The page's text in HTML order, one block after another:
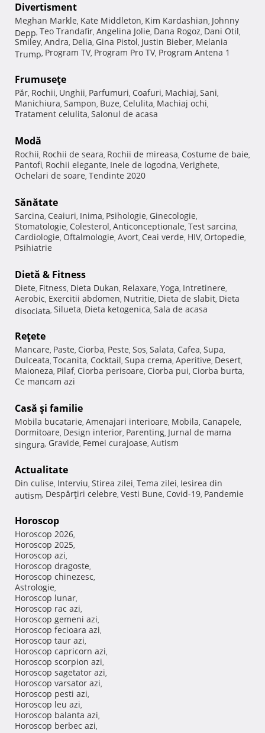
Divertisment
Meghan Markle, Kate Middleton, Kim Kardashian, Johnny
Depp, Teo Trandafir, Angelina Jolie, Dana Rogoz, Dani Otil,
Smiley, Andra, Delia, Gina Pistol, Justin Bieber, Melania
Trump, Program TV, Program Pro TV, Program Antena 1
Frumuseţe
Păr, Rochii, Unghii, Parfumuri, Coafuri, Machiaj, Sani,
Manichiura, Sampon, Buze, Celulita, Machiaj ochi,
Tratament celulita, Salonul de acasa
Modă
Rochii, Rochii de seara, Rochii de mireasa, Costume de baie,
Pantofi, Rochii elegante, Inele de logodna, Verighete,
Ochelari de soare, Tendinte 2020
Sănătate
Sarcina, Ceaiuri, Inima, Psihologie, Ginecologie,
Stomatologie, Colesterol, Anticonceptionale, Test sarcina,
Cardiologie, Oftalmologie, Avort, Ceai verde, HIV, Ortopedie,
Psihiatrie
Dietă & Fitness
Diete, Fitness, Dieta Dukan, Relaxare, Yoga, Intretinere,
Aerobic, Exercitii abdomen, Nutritie, Dieta de slabit, Dieta
disociata, Silueta, Dieta ketogenica, Sala de acasa
Reţete
Mancare, Paste, Ciorba, Peste, Sos, Salata, Cafea, Supa,
Dulceata, Tocanita, Cocktail, Supa crema, Aperitive, Desert,
Maioneza, Pilaf, Ciorba perisoare, Ciorba pui, Ciorba burta,
Ce mancam azi
Casă şi familie
Mobila bucatarie, Amenajari interioare, Mobila, Canapele,
Dormitoare, Design interior, Parenting, Jurnal de mama
singura, Gravide, Femei curajoase, Autism
Actualitate
Din culise, Interviu, Stirea zilei, Tema zilei, Iesirea din
autism, Despărţiri celebre, Vesti Bune, Covid-19, Pandemie
Horoscop
Horoscop 2026,
Horoscop 2025,
Horoscop azi,
Horoscop dragoste,
Horoscop chinezesc,
Astrologie,
Horoscop lunar,
Horoscop rac azi,
Horoscop gemeni azi,
Horoscop fecioara azi,
Horoscop taur azi,
Horoscop capricorn azi,
Horoscop scorpion azi,
Horoscop sagetator azi,
Horoscop varsator azi,
Horoscop pesti azi,
Horoscop leu azi,
Horoscop balanta azi,
Horoscop berbec azi,